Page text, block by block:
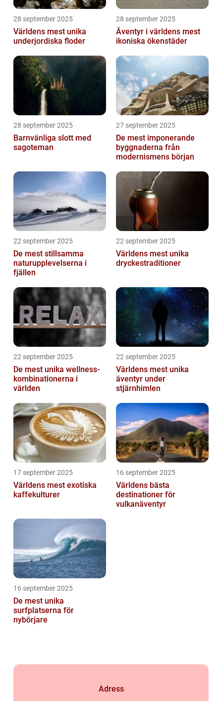
28 september 2025
Världens mest unika
underjordiska floder
28 september 2025
Äventyr i världens mest
ikoniska ökenstäder
28 september 2025
Barnvänliga slott med
sagoteman
27 september 2025
De mest imponerande
byggnaderna från
modernismens början
22 september 2025
De mest stillsamma
naturupplevelserna i
fjällen
22 september 2025
Världens mest unika
dryckestraditioner
22 september 2025
De mest unika wellness-
kombinationerna i
världen
22 september 2025
Världens mest unika
äventyr under
stjärnhimlen
17 september 2025
Världens mest exotiska
kaffekulturer
16 september 2025
Världens bästa
destinationer för
vulkanäventyr
16 september 2025
De mest unika
surfplatserna för
nybörjare
Adress